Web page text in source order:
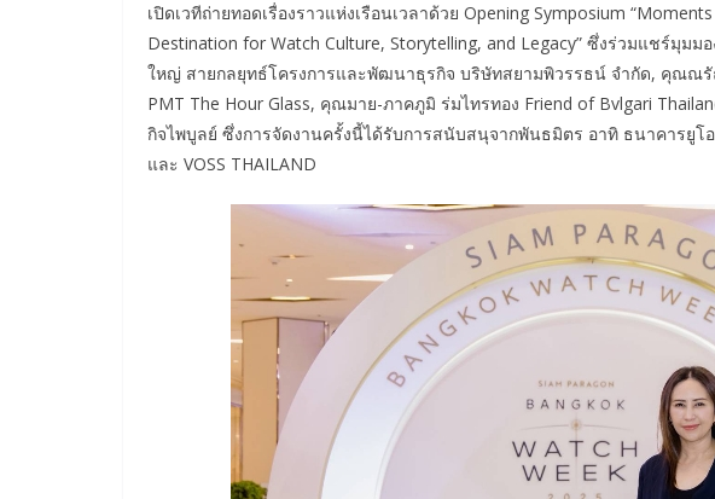
เปิดเวทีถ่ายทอดเรื่องราวแห่งเรือนเวลาด้วย Opening Symposium
Destination for Watch Culture, Storytelling, and Legacy” ซึ่งร่วมแชร์มุมม
ใหญ่ สายกลยุทธ์โครงการและพัฒนาธุรกิจ บริษัทสยามพิวรรธน์ จำกัด, คุณณ
PMT The Hour Glass, คุณมาย-ภาคภูมิ ร่มไทรทอง Friend of Bvlgari
กิจไพบูลย์ ซึ่งการจัดงานครั้งนี้ได้รับการสนับสนุจากพันธมิตร อาทิ ธนาคารยูโ
และ VOSS THAILAND